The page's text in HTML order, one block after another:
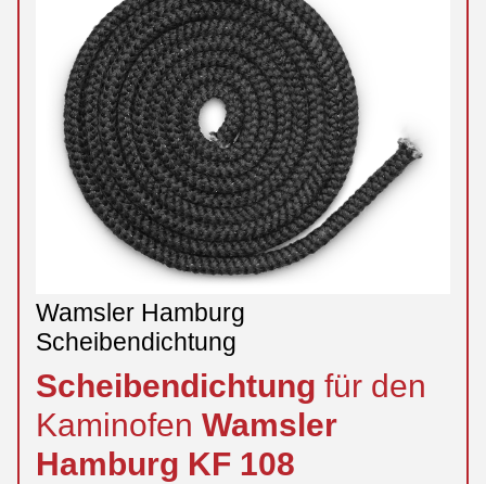
Wamsler Hamburg
Scheibendichtung
Scheibendichtung für den
Kaminofen Wamsler
Hamburg KF 108